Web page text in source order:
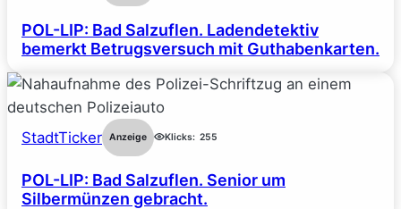
POL-LIP: Bad Salzuflen. Ladendetektiv
bemerkt Betrugsversuch mit Guthabenkarten.
StadtTicker Anzeige Klicks: 255
POL-LIP: Bad Salzuflen. Senior um
Silbermünzen gebracht.